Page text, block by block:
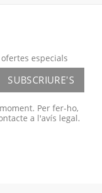
especials
Per fer-ho,
a l'avís legal.